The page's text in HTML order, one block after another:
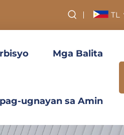
TL
Mga Balita
ugnayan sa Amin